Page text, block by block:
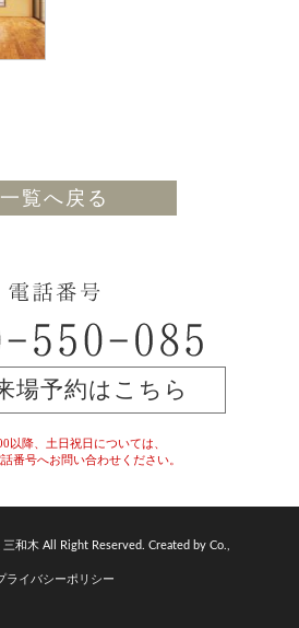
一覧へ戻る
場予約はこちら
以降、土日祝日については、
番号へお問い合わせください。
和木 All Right Reserved. Created by Co.,
ライバシーポリシー